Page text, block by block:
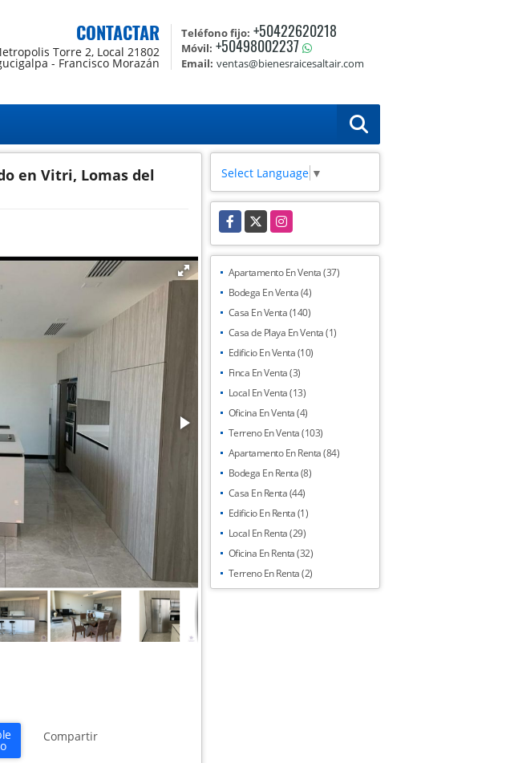
CONTACTAR
Torre 2, Local 21802
- Francisco Morazán
Teléfono fijo: +50422620218
Móvil: +50498002237
Email: ventas@bienesraicesaltair.com
en Vitri, Lomas del
Compartir
Select Language ▼
Facebook
X Instagram
Apartamento En Venta (37)
Bodega En Venta (4)
Casa En Venta (140)
Casa de Playa En Venta (1)
Edificio En Venta (10)
Finca En Venta (3)
Local En Venta (13)
Oficina En Venta (4)
Terreno En Venta (103)
Apartamento En Renta (84)
Bodega En Renta (8)
Casa En Renta (44)
Edificio En Renta (1)
Local En Renta (29)
Oficina En Renta (32)
Terreno En Renta (2)